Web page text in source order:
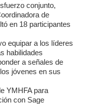
conjunto,
de
en 18 participantes
equipar a los líderes
habilidades
a señales de
jóvenes en sus
YMHFA para
con Sage